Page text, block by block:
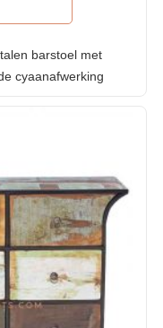
barstoel met
cyaanafwerking